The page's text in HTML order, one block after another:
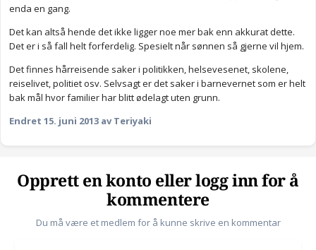
enda en gang.
Det kan altså hende det ikke ligger noe mer bak enn akkurat dette.
Det er i så fall helt forferdelig. Spesielt når sønnen så gjerne vil hjem.
Det finnes hårreisende saker i politikken, helsevesenet, skolene,
reiselivet, politiet osv. Selvsagt er det saker i barnevernet som er helt
bak mål hvor familier har blitt ødelagt uten grunn.
Endret 15. juni 2013 av Teriyaki
Opprett en konto eller logg inn for å
kommentere
Du må være et medlem for å kunne skrive en kommentar